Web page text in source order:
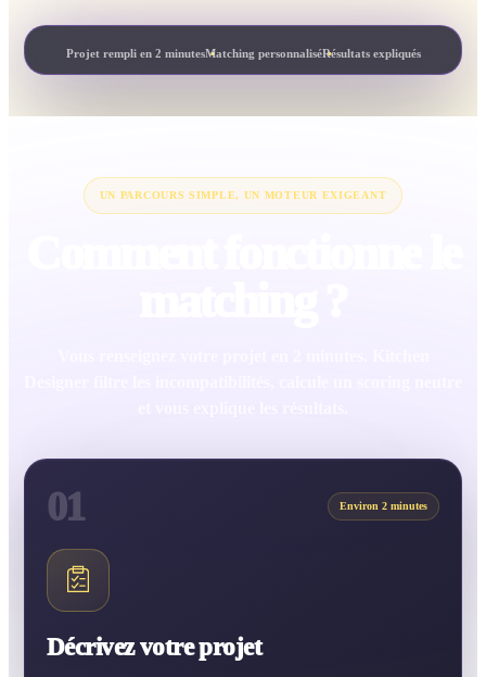
Projet rempli en 2 minutesMatching personnaliséRésultats expliqués
UN PARCOURS SIMPLE, UN MOTEUR EXIGEANT
01 Environ 2 minutes
Décrivez votre projet